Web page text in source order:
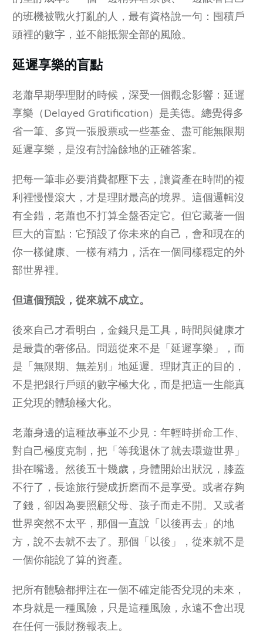
的班機被戰火打亂的人，最有資格說一句：囤積戶
頭裡的數字，並不能抵禦全部的風險。
延遲享樂的盲點
老蕭早期學理財的時候，深受一個觀念影響：延遲
享樂（Delayed Gratification）是美德。總覺得多
省一筆、多買一張股票或一些基金、盡可能無限期
延遲享樂，是沒有討論餘地的正確答案。
把每一筆非必要消費都壓下去，讓資產在時間的複
利裡慢慢滾大，才是理財最高的境界。這個邏輯沒
有全錯，老蕭也不打算全盤否定它。但它藏著一個
巨大的盲點：它預設了你未來的自己，會和現在的
你一樣健康、一樣有精力，活在一個同樣穩定的外
部世界裡。
但這個預設，從來就不成立。
後來自己才看明白，金錢只是工具，時間與健康才
是最貴的奢侈品。問題從來不是「延遲享樂」，而
是「無限期、無差別」地延遲。理財真正的目的，
不是把銀行戶頭的數字極大化，而是把這一生能真
正兌現的體驗極大化。
老蕭身邊的這種故事並不少見：年輕時拼命工作、
對自己極度克制，把「等我退休了就去環遊世界」
掛在嘴邊。然後五十幾歲，身體開始出狀況，膝蓋
不行了，長途旅行變成折磨而不是享受。或者存夠
了錢，卻因為要照顧父母、孩子而走不開。又或者
世界突然不太平，那個一直說「以後再去」的地
方，說不去就不去了。那個「以後」，從來就不是
一個你能說了算的資產。
把所有體驗都押注在一個不確定能否兌現的未來，
本身就是一種風險，只是這種風險，永遠不會出現
在任何一張財務報表上。